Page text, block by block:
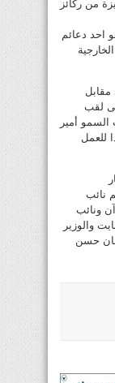
من ركائز
احد دعائم
لقب
أمير
للعمل
نائب
ونائب
والوزير
حسن